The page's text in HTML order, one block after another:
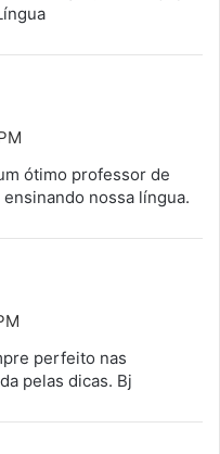
ótimo professor de
nossa língua.
perfeito nas
pelas dicas. Bj